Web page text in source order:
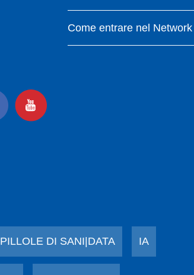
Come entrare nel Network
PILLOLE DI SANI|DATA IA